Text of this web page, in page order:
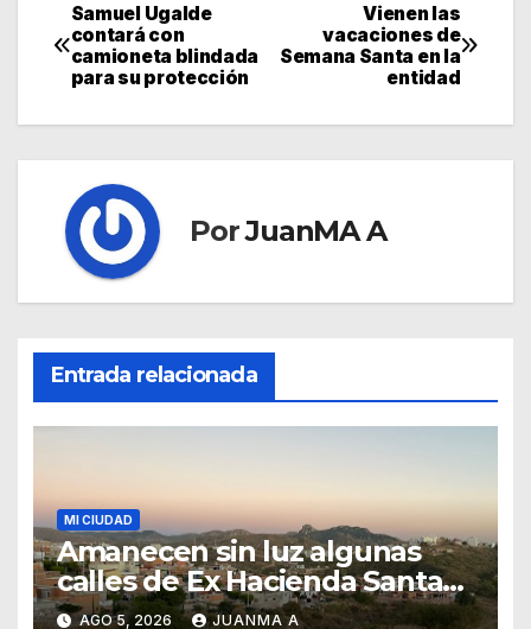
Vienen las
vacaciones de
Semana Santa en la
entidad
Samuel Ugalde
contará con
camioneta blindada
para su protección
PorJuanMA A
Entrada relacionada
MI CIUDAD
Amanecen sin luz algunas
calles de Ex Hacienda Santa
Teresa
AGO 5, 2026 JUANMA A